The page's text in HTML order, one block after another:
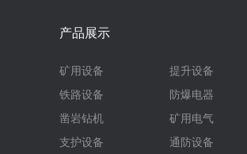
产品展示
矿用设备
铁路设备
凿岩钻机
支护设备
提升设备
防爆电器
矿用电气
通防设备